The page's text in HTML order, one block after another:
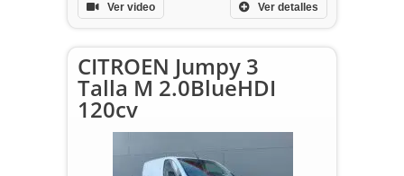
Ver detalles
Ver video
CITROEN Jumpy 3
Talla M 2.0BlueHDI
120cv